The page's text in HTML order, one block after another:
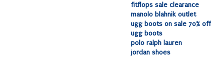
fitflops sale clearance
manolo blahnik outlet
ugg boots on sale 70% off
ugg boots
polo ralph lauren
jordan shoes